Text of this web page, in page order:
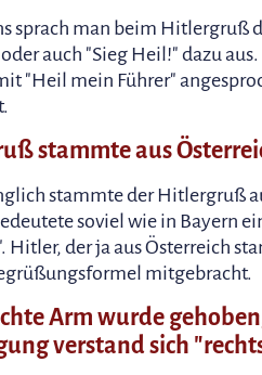
sprach man beim Hitlergruß
auch "Sieg Heil!" dazu aus.
"Heil mein Führer"
stammte aus
stammte der Hitlergruß
soviel wie in Bayern
Hitler, der ja aus Österreich
mitgebracht.
Arm wurde
verstand sich